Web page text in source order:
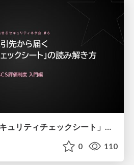
取引先から届く 「セキュリティチェックシート」の読み解き方
0 110